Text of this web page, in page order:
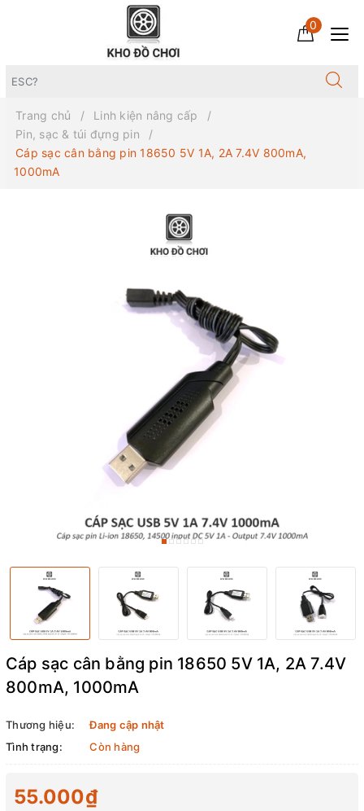
0
Trang chủ
Linh kiện nâng cấp
Pin, sạc & túi đựng pin
Cáp sạc cân bằng pin 18650 5V 1A, 2A 7.4V 800mA,
1000mA
Cáp sạc cân bằng pin 18650 5V 1A, 2A 7.4V
800mA, 1000mA
Thương hiệu:
Đang cập nhật
Tình trạng:
Còn hàng
55.000₫